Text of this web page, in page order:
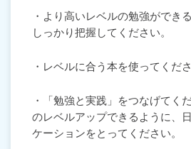
・より高いレベルの勉強ができ
しっかり把握してください。
・レベルに合う本を使ってくださ
・「勉強と実践」をつなげてく
のレベルアップできるように、
ケーションをとってください。